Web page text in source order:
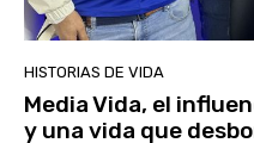
HISTORIAS DE VIDA
Media Vida, el
y una vida que